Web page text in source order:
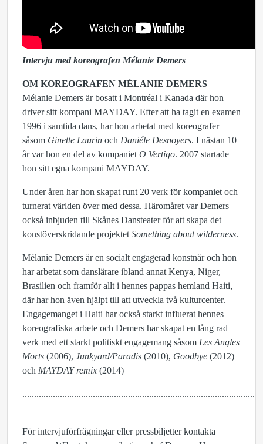
Intervju med koreografen Mélanie Demers
OM KOREOGRAFEN MÉLANIE DEMERS
Mélanie Demers är bosatt i Montréal i Kanada där hon
driver sitt kompani MAYDAY. Efter att ha tagit en examen
1996 i samtida dans, har hon arbetat med koreografer
såsom Ginette Laurin och Daniéle Desnoyers. I nästan 10
år var hon en del av kompaniet O Vertigo. 2007 startade
hon sitt egna kompani MAYDAY.
Under åren har hon skapat runt 20 verk för kompaniet och
turnerat världen över med dessa. Häromåret var Demers
också inbjuden till Skånes Dansteater för att skapa det
konstöverskridande projektet Something about wilderness.
Mélanie Demers är en socialt engagerad konstnär och hon
har arbetat som danslärare ibland annat Kenya, Niger,
Brasilien och framför allt i hennes pappas hemland Haiti,
där har hon även hjälpt till att utveckla två kulturcenter.
Engagemanget i Haiti har också starkt influerat hennes
koreografiska arbete och Demers har skapat en lång rad
verk med ett starkt politiskt engagemang såsom Les Angles
Morts (2006), Junkyard/Paradis (2010), Goodbye (2012)
och MAYDAY remix (2014)
För intervjuförfrågningar eller pressbiljetter kontakta